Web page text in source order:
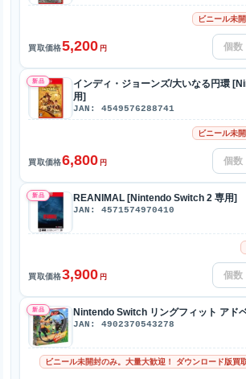
ビニール未
買取価格5,200 円
新品
インディ・ジョーンズ/大いなる円環
用]
JAN: 4549576288741
ビニール未
買取価格6,800 円
新品 REANIMAL [Nintendo Switch 2 専用]
JAN: 4571574970410
買取価格3,900 円
新品 Nintendo Switch リングフィット アド
JAN: 4902370543278
ビニール未開封のみ。大量大歓迎！ ダウンロード版買